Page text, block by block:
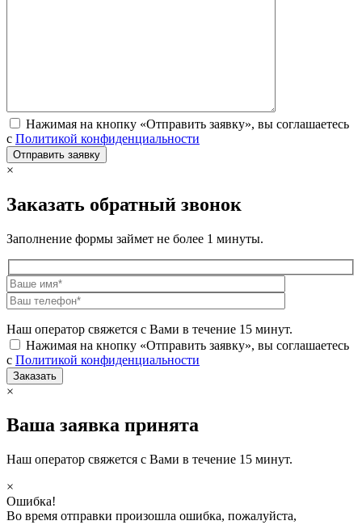
Нажимая на кнопку «Отправить заявку», вы соглашаетесь
с Политикой конфиденциальности
×
Заказать обратный звонок
Заполнение формы займет не более 1 минуты.
Наш оператор свяжется с Вами в течение 15 минут.
Нажимая на кнопку «Отправить заявку», вы соглашаетесь
с Политикой конфиденциальности
×
Ваша заявка принята
Наш оператор свяжется с Вами в течение 15 минут.
×
Ошибка!
Во время отправки произошла ошибка, пожалуйста,